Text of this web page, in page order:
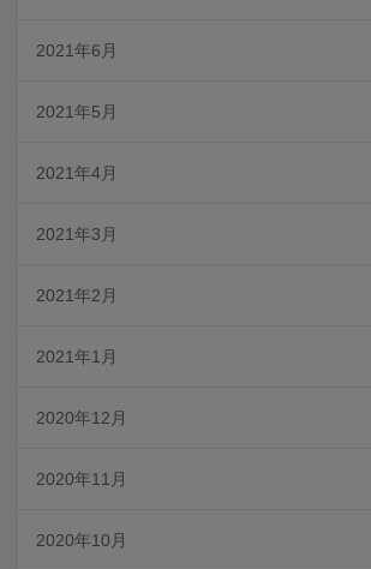
2021年6月
2021年5月
2021年4月
2021年3月
2021年2月
2021年1月
2020年12月
2020年11月
2020年10月